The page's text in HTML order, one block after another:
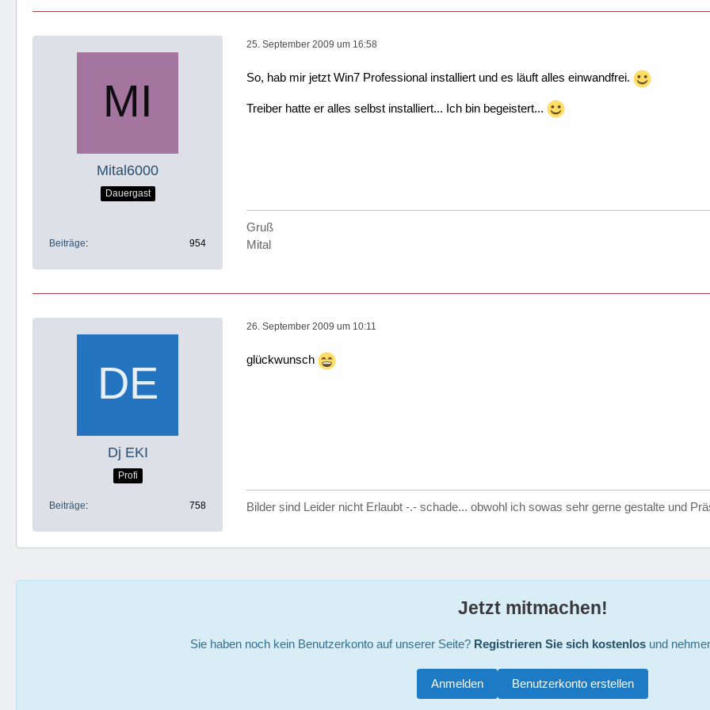
Mital6000
Dauergast
Beiträge 954
25. September 2009 um 16:58
So, hab mir jetzt Win7 Professional installiert und es läuft alles einwandfrei.
Treiber hatte er alles selbst installiert... Ich bin begeistert...
Gruß
Mital
Dj EKI
Profi
Beiträge 758
26. September 2009 um 10:11
glückwunsch
Bilder sind Leider nicht Erlaubt -.- schade... obwohl ich sowas sehr gerne gestalte und
Jetzt mitmachen!
Sie haben noch kein Benutzerkonto auf unserer Seite? Registrieren Sie sich kostenlosund
Benutzerkonto erstellen
Anmelden